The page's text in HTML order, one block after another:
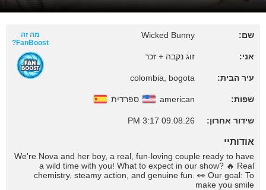
שם: Wicked Bunny
אני: זוג נקבה + זכר
עיר הבית: colombia, bogota
שפות: american ספרדית
שידור אחרון: 09.08.26 3:17 PM
מה זה
FanBoost?
אודותיי
We're Nova and her boy, a real, fun-loving couple ready to have
a wild time with you! What to expect in our show? 🔥 Real
chemistry, steamy action, and genuine fun. 👀 Our goal: To
make you smile